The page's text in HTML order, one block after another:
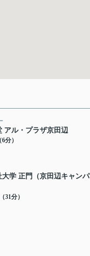
アル・プラザ京田辺
分）
大学 正門（京田辺キャンパ
31分）